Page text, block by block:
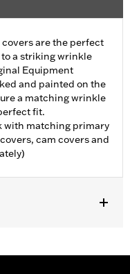
are the perfect
a striking wrinkle
Equipment
and painted on the
a matching wrinkle
fit.
with matching primary
cam covers and